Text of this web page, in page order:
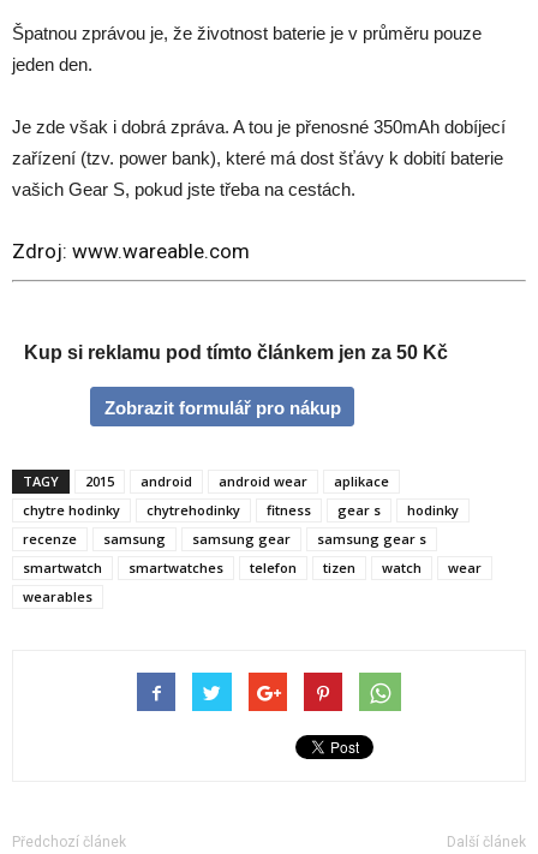
Špatnou zprávou je, že životnost baterie je v průměru pouze
jeden den.
Je zde však i dobrá zpráva. A tou je přenosné 350mAh dobíjecí
zařízení (tzv. power bank), které má dost šťávy k dobití baterie
vašich Gear S, pokud jste třeba na cestách.
Zdroj: www.wareable.com
Kup si reklamu pod tímto článkem jen za 50 Kč
Zobrazit formulář pro nákup
TAGY 2015 android android wear
aplikace
chytre hodinky
chytrehodinky fitness gear s
hodinky
recenze
samsung samsung gear
samsung gear s
smartwatch
smartwatches telefon tizen watch
wear
wearables
Předchozí článek Další článek